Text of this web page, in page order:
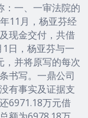
：一、一审法院的
11月，杨亚芬经
现金交付，共借
日，杨亚芬与一
，并将原写的每次
书写。一鼎公司
有事实及证据支
6971.18万元借